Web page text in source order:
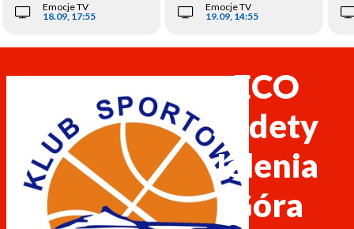
Emocje TV
18.09, 17:55
Emocje TV
19.09, 14:55
ECO
Sudety
Jelenia
Góra